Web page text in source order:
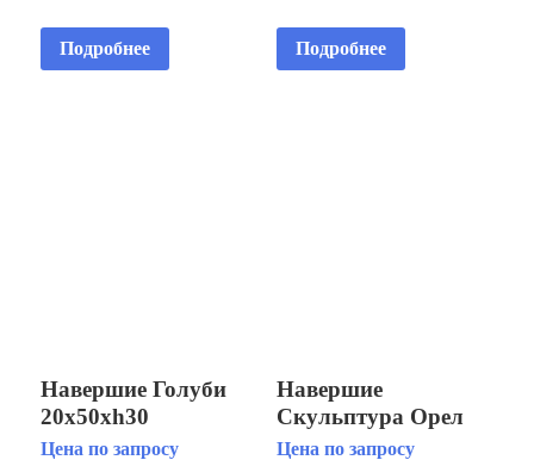
Подробнее Подробнее
Навершие Голуби
20х50хh30
Цена по запросу
Навершие
Скульптура Орел
30х30d97xh87
Цена по запросу